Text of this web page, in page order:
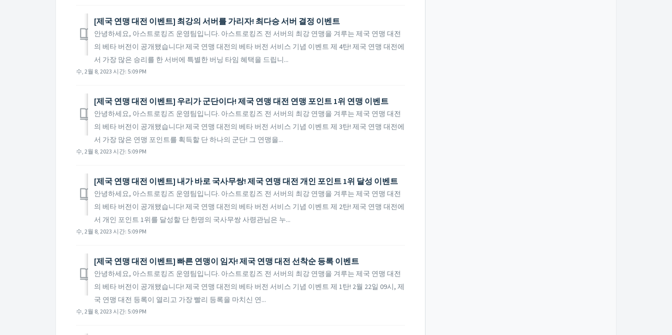
[제국 연맹 대전 이벤트] 최강의 서버를 가리자! 최다승 서버 결정 이벤트
안녕하세요, 아스트로킹즈 운영팀입니다. 아스트로킹즈 전 서버의 최강 연맹을 겨루는 제국 연맹 대전
의 베타 버전이 공개됐습니다! 제국 연맹 대전의 베타 버전 서비스 기념 이벤트 제 4탄! 제국 연맹 대전에
서 가장 많은 승리를 한 서버에 특별한 버닝 타임 혜택을 드립니...
수, 2월 8, 2023 시간: 5:09 PM
[제국 연맹 대전 이벤트] 우리가 군단이다! 제국 연맹 대전 연맹 포인트 1위 연맹 이벤트
안녕하세요, 아스트로킹즈 운영팀입니다. 아스트로킹즈 전 서버의 최강 연맹을 겨루는 제국 연맹 대전
의 베타 버전이 공개됐습니다! 제국 연맹 대전의 베타 버전 서비스 기념 이벤트 제 3탄! 제국 연맹 대전에
서 가장 많은 연맹 포인트를 획득할 단 하나의 군단! 그 연맹을...
수, 2월 8, 2023 시간: 5:09 PM
[제국 연맹 대전 이벤트] 내가 바로 국사무쌍! 제국 연맹 대전 개인 포인트 1위 달성 이벤트
안녕하세요, 아스트로킹즈 운영팀입니다. 아스트로킹즈 전 서버의 최강 연맹을 겨루는 제국 연맹 대전
의 베타 버전이 공개됐습니다! 제국 연맹 대전의 베타 버전 서비스 기념 이벤트 제 2탄! 제국 연맹 대전에
서 개인 포인트 1위를 달성할 단 한명의 국사무쌍 사령관님은 누...
수, 2월 8, 2023 시간: 5:09 PM
[제국 연맹 대전 이벤트] 빠른 연맹이 임자! 제국 연맹 대전 선착순 등록 이벤트
안녕하세요, 아스트로킹즈 운영팀입니다. 아스트로킹즈 전 서버의 최강 연맹을 겨루는 제국 연맹 대전
의 베타 버전이 공개됐습니다! 제국 연맹 대전의 베타 버전 서비스 기념 이벤트 제 1탄! 2월 22일 09시, 제
국 연맹 대전 등록이 열리고 가장 빨리 등록을 마치신 연...
수, 2월 8, 2023 시간: 5:09 PM